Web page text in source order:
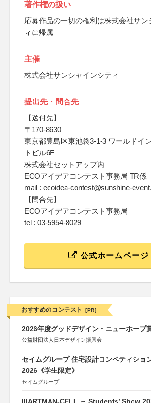
著作権の扱い
応募作品の一切の権利は株式会社サン
ィに帰属
主催
株式会社サンシャインシティ
提出先・問合先
【送付先】
〒170-8630
東京都豊島区東池袋3-1-3 ワールドイ
トビル6F
株式会社セットアップ内
ECOアイデアコンテスト事務局 TR係
mail : ecoidea-contest@sunshine-
【問合先】
ECOアイデアコンテスト事務局
tel : 03-5954-8029
公式ホームページ
おすすめのコンテスト [PR]
2026年度グッドデザイン・ニューホープ
公益財団法人日本デザイン振興会
セイムグループ 住宅設計コンペティショ
2026《学生限定》
セイムグループ
IIIARTMAN-CELL ～ Students’ Show